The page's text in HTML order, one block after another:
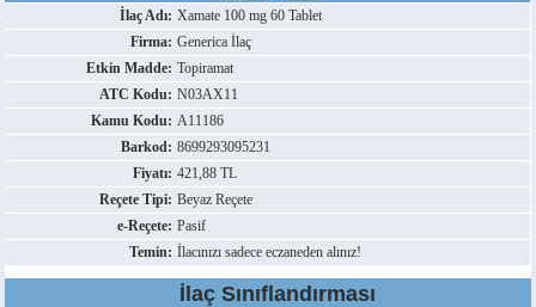
İlaç Adı: Xamate 100 mg 60 Tablet
Firma: Generica İlaç
Etkin Madde: Topiramat
ATC Kodu: N03AX11
Kamu Kodu: A11186
Barkod: 8699293095231
Fiyatı: 421,88 TL
Reçete Tipi: Beyaz Reçete
e-Reçete: Pasif
Temin: İlacınızı sadece eczaneden alınız!
İlaç Sınıflandırması